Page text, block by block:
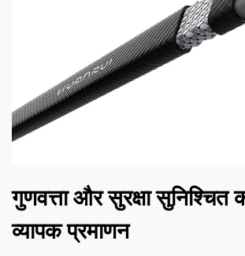
गुणवत्ता और सुरक्षा
व्यापक प्रमाणन